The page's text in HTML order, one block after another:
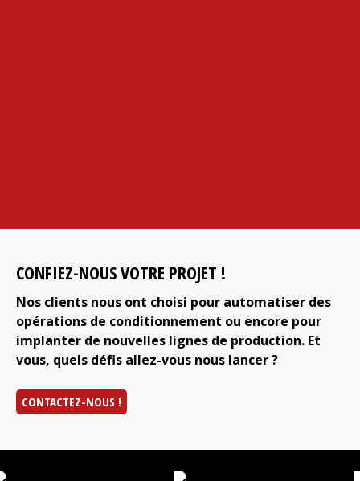
CONFIEZ-NOUS VOTRE PROJET !
Nos clients nous ont choisi pour automatiser des
opérations de conditionnement ou encore pour
implanter de nouvelles lignes de production. Et
vous, quels défis allez-vous nous lancer ?
CONTACTEZ-NOUS !